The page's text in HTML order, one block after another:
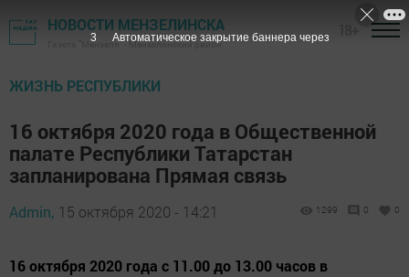
НОВОСТИ МЕНЗЕЛИНСКА
Газета "Мензеля" - Мензелинский район
ЖИЗНЬ РЕСПУБЛИКИ
16 октября 2020 года в Общественной
палате Республики Татарстан
запланирована Прямая связь
Admin, 15 октября 2020 - 14:21 1299 0 0
16 октября 2020 года с 11.00 до 13.00 часов в
2 Автоматическое закрытие баннера через